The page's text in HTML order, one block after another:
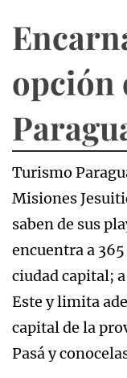
opción
Turismo
Misiones
saben de sus
encuentra a
ciudad capital;
Este y limita
capital de la
Pasá y